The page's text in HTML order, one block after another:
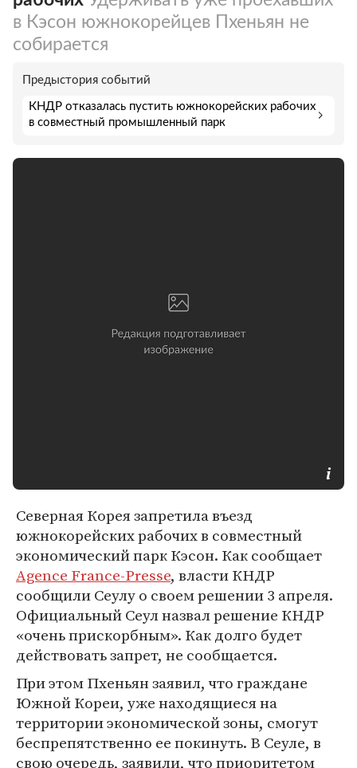
в Кэсон южнокорейцев Пхеньян не
собирается
Предыстория событий
КНДР отказалась пустить южнокорейских рабочих
в совместный промышленный парк
Северная Корея запретила въезд
южнокорейских рабочих в совместный
экономический парк Кэсон. Как сообщает
Agence France-Presse, власти КНДР
сообщили Сеулу о своем решении 3 апреля.
Официальный Сеул назвал решение КНДР
«очень прискорбным». Как долго будет
действовать запрет, не сообщается.
При этом Пхеньян заявил, что граждане
Южной Кореи, уже находящиеся на
территории экономической зоны, смогут
беспрепятственно ее покинуть. В Сеуле, в
свою очередь, заявили, что приоритетом